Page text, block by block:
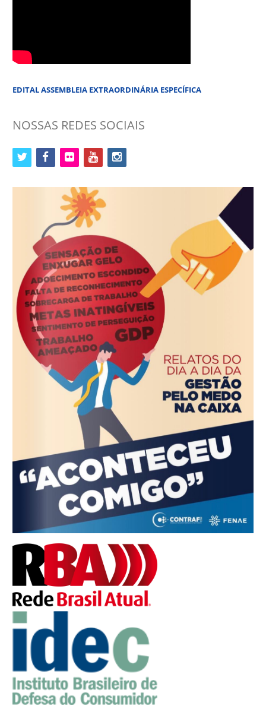
EDITAL ASSEMBLEIA EXTRAORDINÁRIA ESPECÍFICA
NOSSAS REDES SOCIAIS
twitter facebookflickr youtubeinstagram